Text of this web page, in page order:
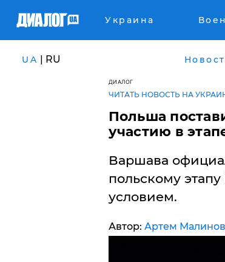
Украина
UA | RU
ДИАЛОГ
ЧИТАТЬ НОВОСТЬ НА
Польша
участию в
Варшава
польскому
условием.
Автор: Артем